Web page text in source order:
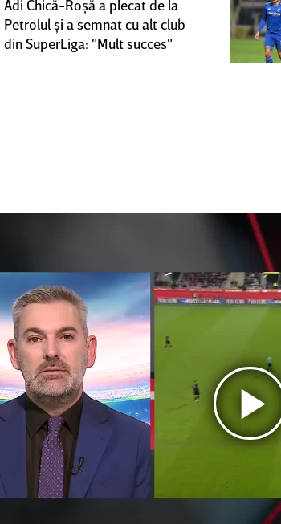
Adi Chică-Roşă a plecat de la
Petrolul şi a semnat cu alt club
din SuperLiga: "Mult succes"